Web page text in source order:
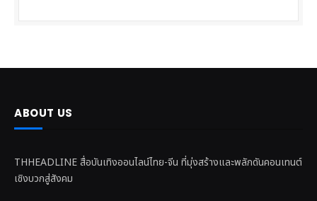
ABOUT US
THHEADLINE สื่อบันเทิงออนไลน์ไทย-จีน ที่มุ่งสร้างและพลักดันคอนเทนต์
เชิงบวกสู่สังคม